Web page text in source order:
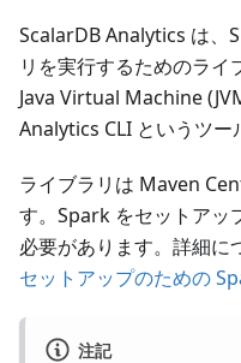
ScalarDB Analytics は、
リを実行するためのライ
Java Virtual Machine
Analytics CLI というツー
ライブラリは Maven
す。Spark をセットアッ
必要があります。詳細に
セットアップのための
注記